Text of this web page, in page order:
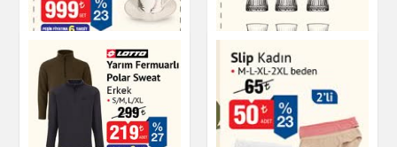
Altın Rimli Porselen
Çay Fincan Seti 180
cc
Çay & Kahve & Şeker
Elysia 6'lı Çay
Bardağı - 170 cc
Çay & Kahve & Şeker